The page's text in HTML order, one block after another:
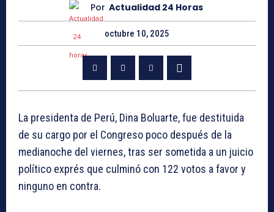
Por Actualidad 24 Horas
octubre 10, 2025
La presidenta de Perú, Dina Boluarte, fue destituida
de su cargo por el Congreso poco después de la
medianoche del viernes, tras ser sometida a un juicio
político exprés que culminó con 122 votos a favor y
ninguno en contra.